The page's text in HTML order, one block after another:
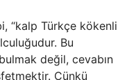
“kalp Türkçe kökenli
Bu
değil, cevabın
Çünkü